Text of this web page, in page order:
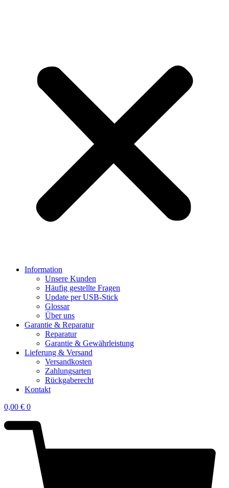
Information
Unsere Kunden
Häufig gestellte Fragen
Update per USB-Stick
Glossar
Über uns
Garantie & Reparatur
Reparatur
Garantie & Gewährleistung
Lieferung & Versand
Versandkosten
Zahlungsarten
Rückgaberecht
Kontakt
0,00 € 0